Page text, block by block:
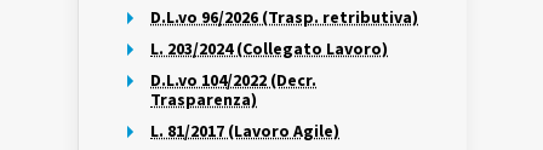
D.L.vo 96/2026 (Trasp. retributiva)
L. 203/2024 (Collegato Lavoro)
D.L.vo 104/2022 (Decr.
Trasparenza)
L. 81/2017 (Lavoro Agile)